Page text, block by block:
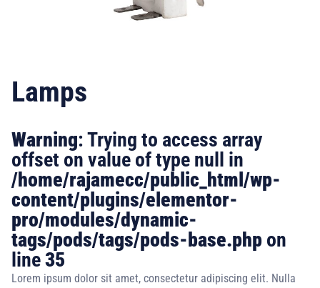
Lamps
Warning: Trying to access array
offset on value of type null in
/home/rajamecc/public_html/wp-
content/plugins/elementor-
pro/modules/dynamic-
tags/pods/tags/pods-base.php on
line35
Lorem ipsum dolor sit amet, consectetur adipiscing elit. Nulla